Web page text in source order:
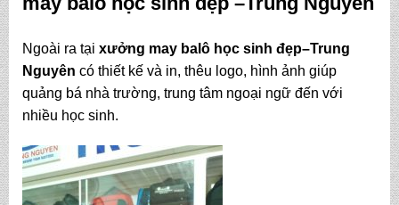
Ngoài ra tại xưởng may balô học sinh đẹp–Trung
Nguyên có thiết kế và in, thêu logo, hình ảnh giúp
quảng bá nhà trường, trung tâm ngoại ngữ đến với
nhiều học sinh.